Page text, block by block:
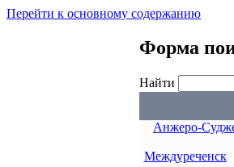
Перейти к основному содержанию
Форма
Найти
Анжеро-
Междуреченск|